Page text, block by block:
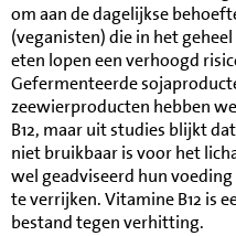
om aan de dagelijkse
(veganisten) die in het
eten lopen een verhoogd
Gefermenteerde
zeewierproducten hebben
B12, maar uit studies blijkt
niet bruikbaar is voor het
wel geadviseerd hun
te verrijken. Vitamine B12 is
bestand tegen verhitting.